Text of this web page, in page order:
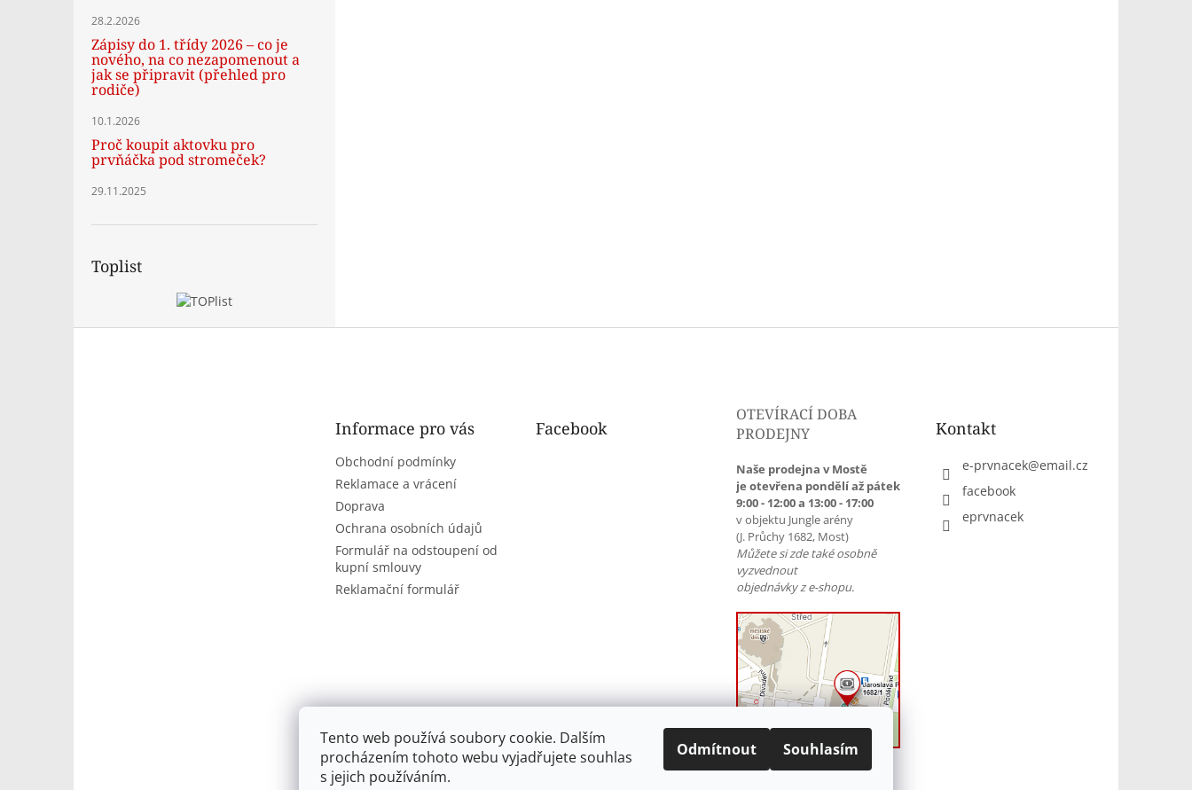
Tento web používá soubory cookie. Dalším
procházením tohoto webu vyjadřujete souhlas
s jejich používáním.
Odmítnout Souhlasím
28.2.2026
Zápisy do 1. třídy 2026 – co je
nového, na co nezapomenout a
jak se připravit (přehled pro
rodiče)
10.1.2026
Proč koupit aktovku pro
prvňáčka pod stromeček?
29.11.2025
Toplist
Informace pro vás
Obchodní podmínky
Reklamace a vrácení
Doprava
Ochrana osobních údajů
Formulář na odstoupení od
kupní smlouvy
Reklamační formulář
Facebook
OTEVÍRACÍ DOBA
PRODEJNY
Naše prodejna v Mostě
je otevřena pondělí až pátek
9:00 - 12:00 a 13:00 - 17:00
v objektu Jungle arény
(J. Průchy 1682, Most)
Můžete si zde také osobně
vyzvednout
objednávky z e-shopu.
Kontakt
e-prvnacek@email.cz
facebook
eprvnacek